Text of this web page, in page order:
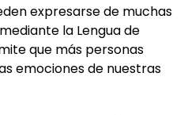
expresarse de muchas
la Lengua de
que más personas
emociones de nuestras